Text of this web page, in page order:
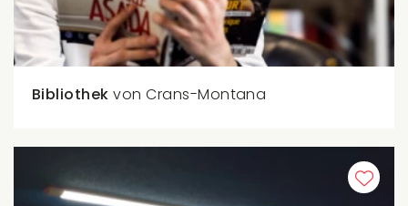
Bibliothekvon Crans-Montana